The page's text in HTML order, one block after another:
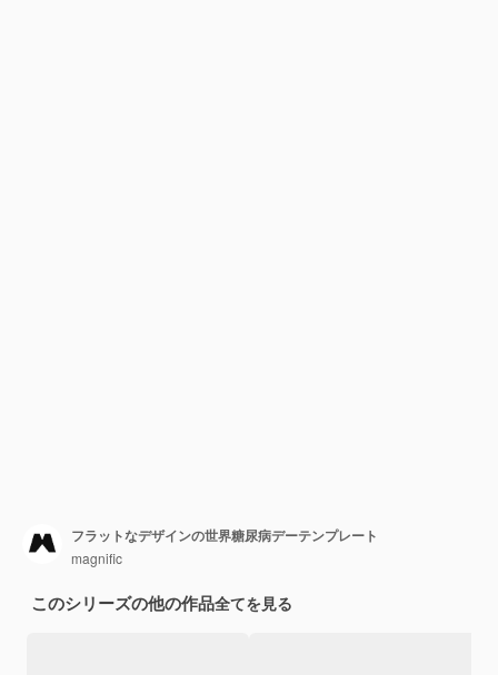
フラットなデザインの世界糖尿病デーテンプレート
magnific
このシリーズの他の作品全てを見る